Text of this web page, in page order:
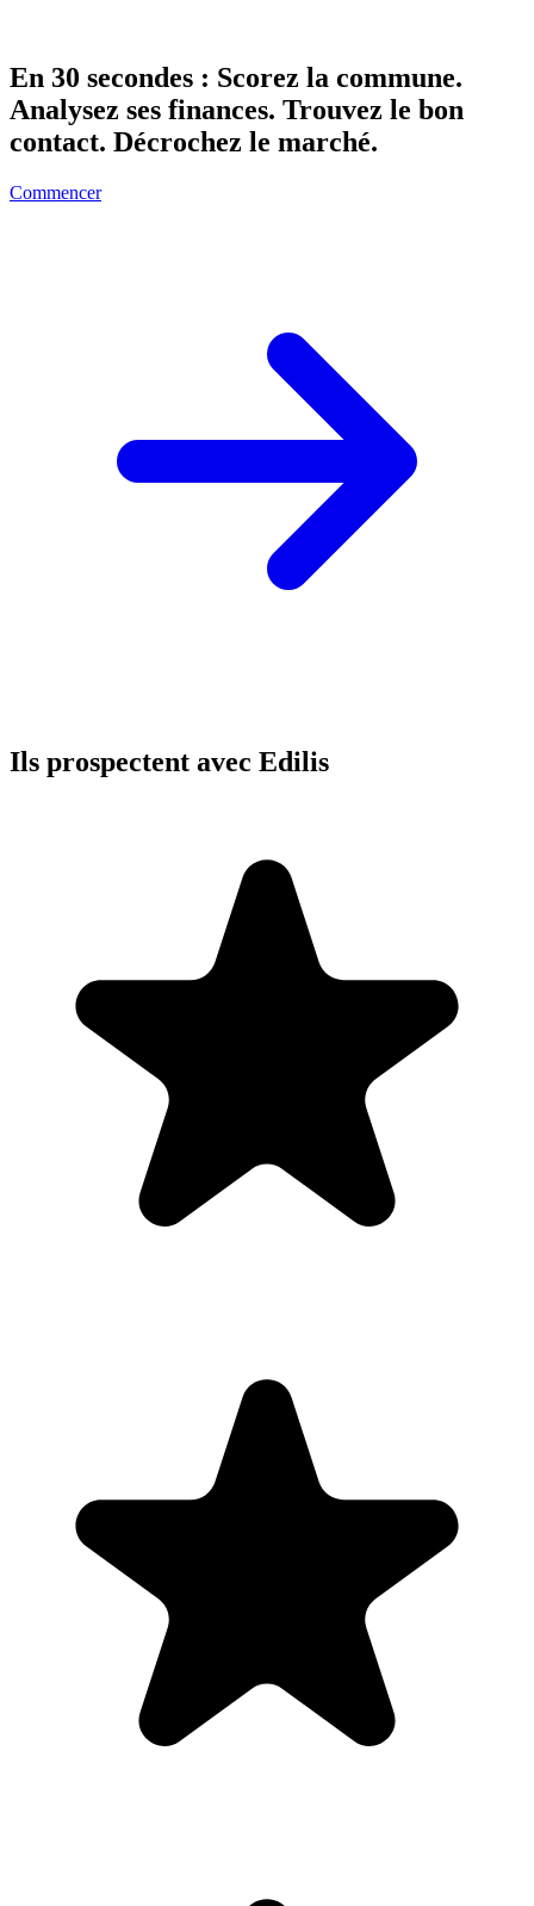
En 30 secondes : Scorez la commune.
Analysez ses finances. Trouvez le bon
contact. Décrochez le marché.
Commencer
Ils prospectent avec Edilis